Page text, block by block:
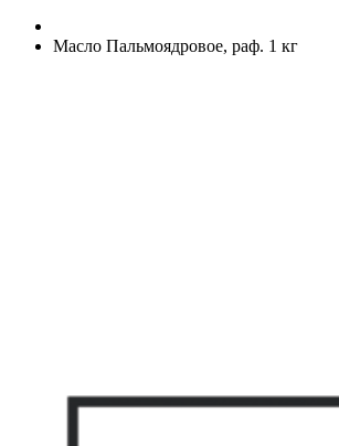
Масло Пальмоядровое, раф. 1 кг